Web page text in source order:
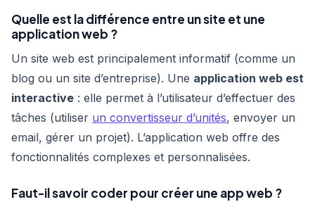
Quelle est la différence entre un site et une
application web ?
Un site web est principalement informatif (comme un
blog ou un site d’entreprise). Une application web est
interactive : elle permet à l’utilisateur d’effectuer des
tâches (utiliser un convertisseur d’unités, envoyer un
email, gérer un projet). L’application web offre des
fonctionnalités complexes et personnalisées.
Faut-il savoir coder pour créer une app web ?